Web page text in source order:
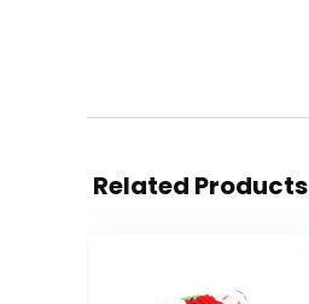
Related Products